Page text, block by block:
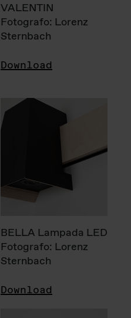
VALENTIN
Fotografo: Lorenz
Sternbach
Download
BELLA Lampada LED
Fotografo: Lorenz
Sternbach
Download